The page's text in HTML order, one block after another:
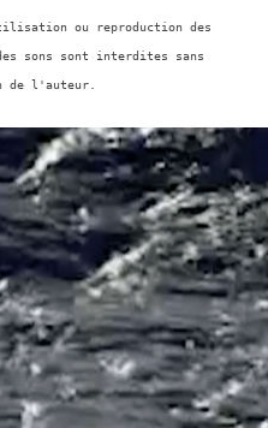
ou reproduction des
sons sont interdites sans
de l'auteur.